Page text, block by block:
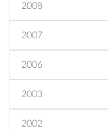
2008
2007
2006
2003
2002